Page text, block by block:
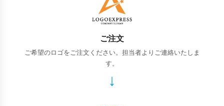
ご注文
ご希望のロゴをご注文ください。担当者よりご連絡いたしま
す。